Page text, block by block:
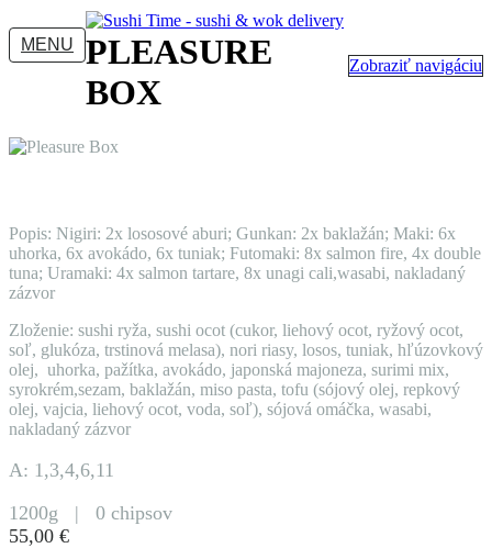
MENU
Zobraziť navigáciu
PLEASURE
BOX
Popis: Nigiri: 2x lososové aburi; Gunkan: 2x baklažán; Maki: 6x
uhorka, 6x avokádo, 6x tuniak; Futomaki: 8x salmon fire, 4x double
tuna; Uramaki: 4x salmon tartare, 8x unagi cali,wasabi, nakladaný
zázvor
Zloženie: sushi ryža, sushi ocot (cukor, liehový ocot, ryžový ocot,
soľ, glukóza, trstinová melasa), nori riasy, losos, tuniak, hľúzovkový
olej, uhorka, pažítka, avokádo, japonská majoneza, surimi mix,
syrokrém,sezam, baklažán, miso pasta, tofu (sójový olej, repkový
olej, vajcia, liehový ocot, voda, soľ), sójová omáčka, wasabi,
nakladaný zázvor
A: 1,3,4,6,11
1200g | 0 chipsov
55,00 €